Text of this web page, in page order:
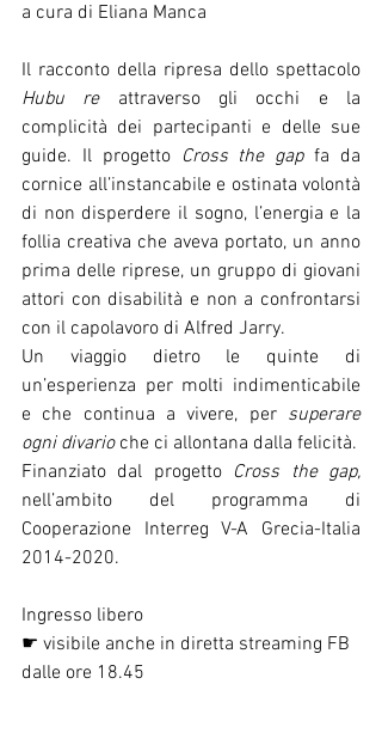
a cura di Eliana Manca
Hubu re attraverso gli occhi e la
complicità dei partecipanti e delle sue
guide. Il progetto Cross the gap fa da
cornice all’instancabile e ostinata volontà
di non disperdere il sogno, l’energia e la
follia creativa che aveva portato, un anno
prima delle riprese, un gruppo di giovani
attori con disabilità e non a confrontarsi
con il capolavoro di Alfred Jarry.
Un viaggio dietro le quinte di
un’esperienza per molti indimenticabile
e che continua a vivere, per superare
ogni divario
Finanziato dal progetto
nell’ambito del programma di
Cooperazione Interreg V-A Grecia-Italia
2014-2020.
Ingresso libero
☛ visibile anche in diretta streaming FB
dalle ore 18.45